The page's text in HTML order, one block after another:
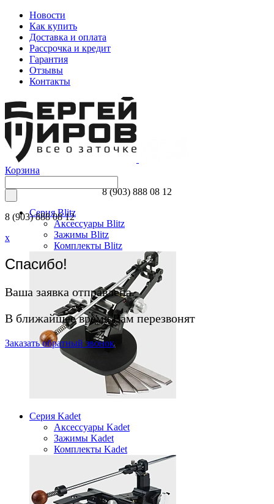
Новости
Как купить
Доставка и оплата
Рассрочка и кредит
Гарантия
Отзывы
Контакты
Корзина
8 (903) 888 08 12
x
Спасибо!
Ваша заявка отправлена.
В ближайшее время Вам перезвонят
Заказатьобратный звонок
8 (903) 888 08 12
Серия Blitz
Аксессуары Blitz
Зажимы Blitz
Комплекты Blitz
Серия Kadet
Аксессуары Kadet
Зажимы Kadet
Комплекты Kadet